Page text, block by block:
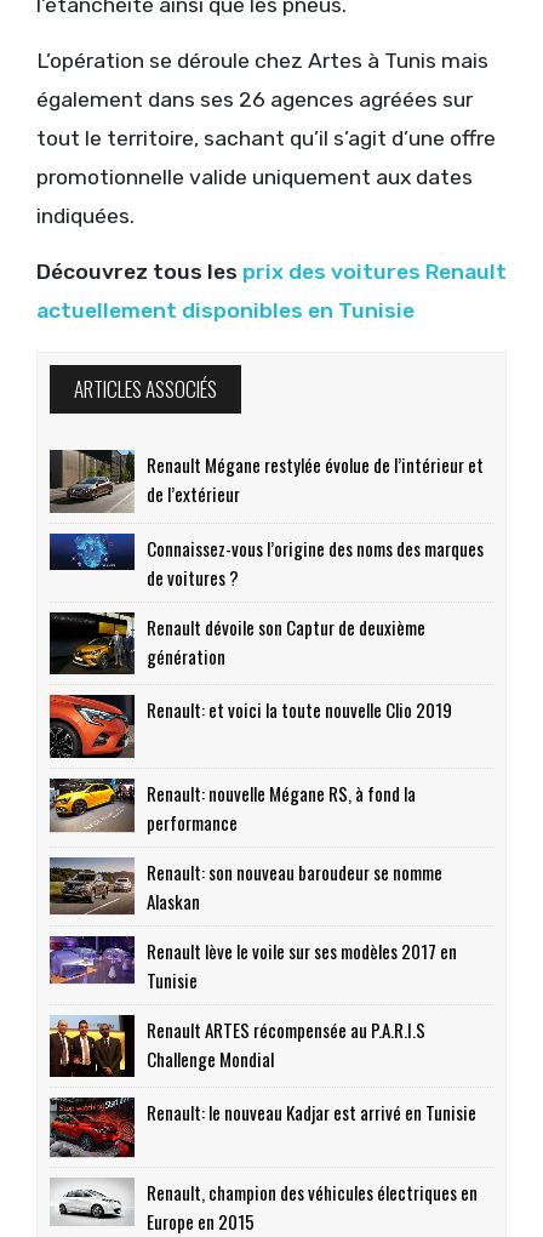
l’étanchéité ainsi que les pneus.
L’opération se déroule chez Artes à Tunis mais
également dans ses 26 agences agréées sur
tout le territoire, sachant qu’il s’agit d’une offre
promotionnelle valide uniquement aux dates
indiquées.
Découvrez tous les prix des voitures Renault
actuellement disponibles en Tunisie
ARTICLES ASSOCIÉS
Renault Mégane restylée évolue de l’intérieur et
de l’extérieur
Connaissez-vous l’origine des noms des marques
de voitures ?
Renault dévoile son Captur de deuxième
génération
Renault: et voici la toute nouvelle Clio 2019
Renault: nouvelle Mégane RS, à fond la
performance
Renault: son nouveau baroudeur se nomme
Alaskan
Renault lève le voile sur ses modèles 2017 en
Tunisie
Renault ARTES récompensée au P.A.R.I.S
Challenge Mondial
Renault: le nouveau Kadjar est arrivé en Tunisie
Renault, champion des véhicules électriques en
Europe en 2015